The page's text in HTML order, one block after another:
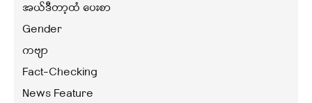
အယ်ဒီတာ့ထံ ပေးစာ
Gender
ကဗျာ
Fact-Checking
News Feature